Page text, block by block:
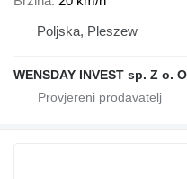
Poljska, Pleszew
WENSDAY INVEST sp. Z o.